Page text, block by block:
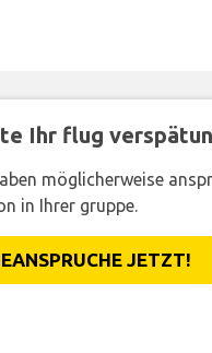
Ihr flug
möglicherweise
in Ihrer gruppe.
JETZT!